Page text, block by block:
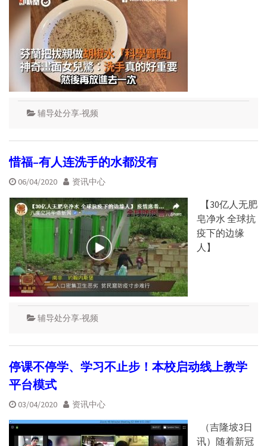
辅导处分享-视频
惜福–有人连洗手的水都没有
06/04/2020 资讯中心
【30亿人无肥
皂净水 全球抗
疫下的边缘
人】
辅导处分享-视频
停课不停学、学习不止步！本校启动线上教学
平台模式
03/04/2020 资讯中心
（吉隆坡3日
讯）随着新冠